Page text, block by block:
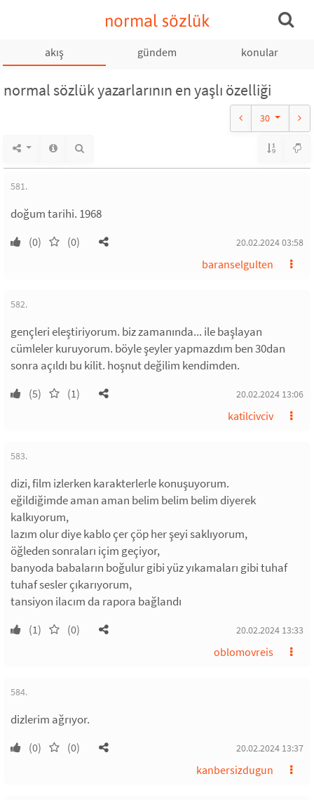
normal sözlük
akış gündem konular
normal sözlük yazarlarının en yaşlı özelliği
30
581.
doğum tarihi. 1968
(0) (0) 20.02.2024 03:58
baranselgulten
582.
gençleri eleştiriyorum. biz zamanında... ile başlayan
cümleler kuruyorum. böyle şeyler yapmazdım ben 30dan
sonra açıldı bu kilit. hoşnut değilim kendimden.
(5) (1) 20.02.2024 13:06
katilcivciv
583.
dizi, film izlerken karakterlerle konuşuyorum.
eğildiğimde aman aman belim belim belim diyerek
kalkıyorum,
lazım olur diye kablo çer çöp her şeyi saklıyorum,
öğleden sonraları içim geçiyor,
banyoda babaların boğulur gibi yüz yıkamaları gibi tuhaf
tuhaf sesler çıkarıyorum,
tansiyon ilacım da rapora bağlandı
(1) (0) 20.02.2024 13:33
oblomovreis
584.
dizlerim ağrıyor.
(0) (0) 20.02.2024 13:37
kanbersizdugun